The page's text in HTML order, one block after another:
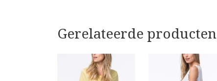
Gerelateerde producten